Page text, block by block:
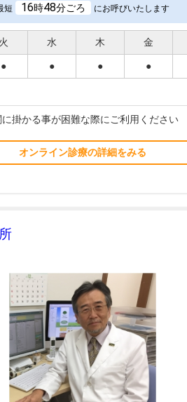
短 16時48分ごろ にお呼びいたします
火 水 木 金
● ● ● ●
掛かる事が困難な際にご利用ください
オンライン診療の詳細をみる